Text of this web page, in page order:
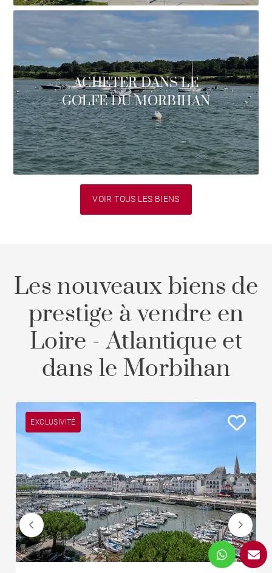
ACHETER DANS LE
GOLFE DU MORBIHAN
VOIR TOUS LES BIENS
Les nouveaux biens de
prestige à vendre en
Loire - Atlantique et
dans le Morbihan
EXCLUSIVITÉ